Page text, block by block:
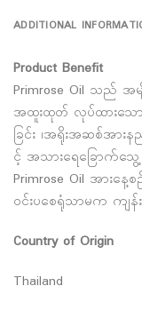
ADDITIONAL
Product Benefit
Primrose Oil သည် အမ
အထူးထုတ် လုပ်ထားသ
ခြင်း ၊အရိုးအဆစ်အား
င့် အသားရေခြောက်
Primrose Oil အားနေ့
ဝင်းပစေရုံသာမက ကျ
Country of Origin
Thailand